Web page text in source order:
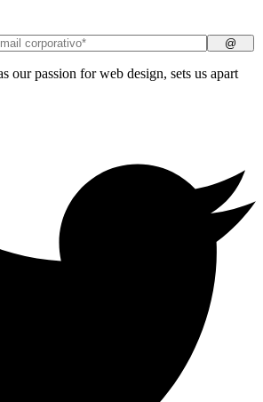
our passion for web design, sets us apart